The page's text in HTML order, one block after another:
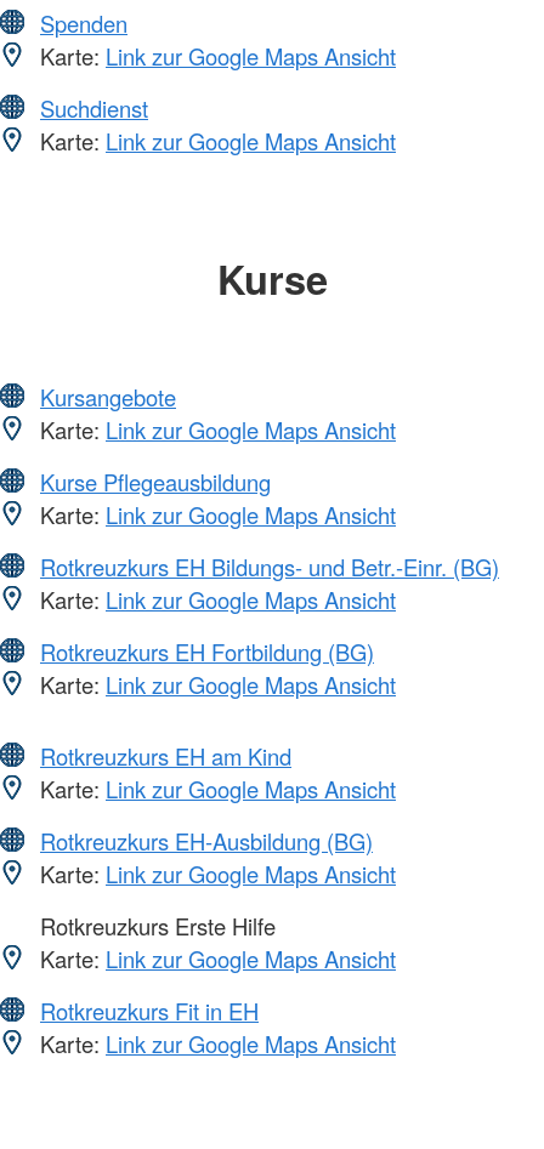
Spenden
Karte: Link zur Google Maps Ansicht
Suchdienst
Karte: Link zur Google Maps Ansicht
Kurse
Kursangebote
Karte: Link zur Google Maps Ansicht
Kurse Pflegeausbildung
Karte: Link zur Google Maps Ansicht
Rotkreuzkurs EH Bildungs- und Betr.-Einr. (BG)
Karte: Link zur Google Maps Ansicht
Rotkreuzkurs EH Fortbildung (BG)
Karte: Link zur Google Maps Ansicht
Rotkreuzkurs EH am Kind
Karte: Link zur Google Maps Ansicht
Rotkreuzkurs EH-Ausbildung (BG)
Karte: Link zur Google Maps Ansicht
Rotkreuzkurs Erste Hilfe
Karte: Link zur Google Maps Ansicht
Rotkreuzkurs Fit in EH
Karte: Link zur Google Maps Ansicht